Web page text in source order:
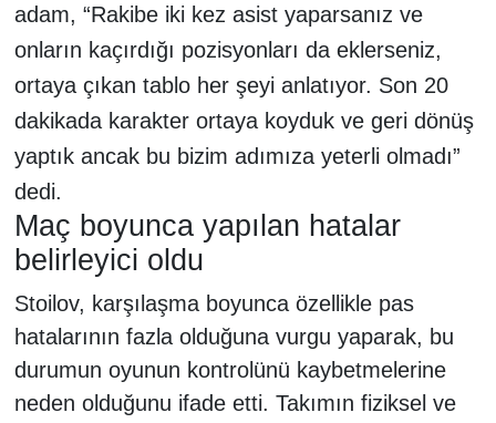
adam, “Rakibe iki kez asist yaparsanız ve
onların kaçırdığı pozisyonları da eklerseniz,
ortaya çıkan tablo her şeyi anlatıyor. Son 20
dakikada karakter ortaya koyduk ve geri dönüş
yaptık ancak bu bizim adımıza yeterli olmadı”
dedi.
Maç boyunca yapılan hatalar
belirleyici oldu
Stoilov, karşılaşma boyunca özellikle pas
hatalarının fazla olduğuna vurgu yaparak, bu
durumun oyunun kontrolünü kaybetmelerine
neden olduğunu ifade etti. Takımın fiziksel ve